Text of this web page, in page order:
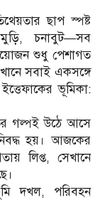
ছাপ স্পষ্ট
চনাবুট—সব
শুধু পেশাগত
সবাই একসঙ্গে
ভূমিকা:
গল্পই উঠে আসে
হয়। আজকের
লিপ্ত, সেখানে
দখল, পরিবহন